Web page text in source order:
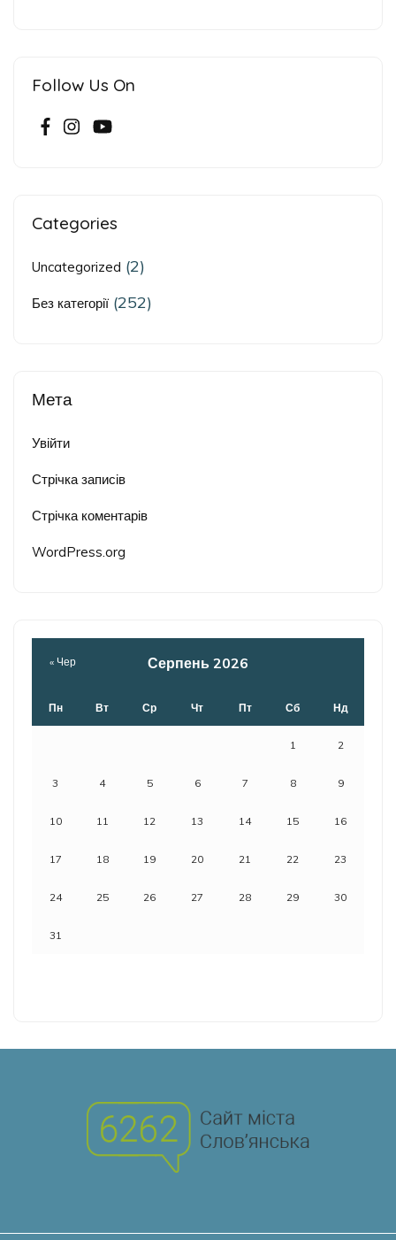
Follow Us On
Categories
Uncategorized (2)
Без категорії (252)
Мета
Увійти
Стрічка записів
Стрічка коментарів
WordPress.org
Серпень 2026
Пн Вт Ср Чт Пт Сб Нд
1 2
3 4 5 6 7 8 9
10 11 12 13 14 15 16
17 18 19 20 21 22 23
24 25 26 27 28 29 30
31
« Чер